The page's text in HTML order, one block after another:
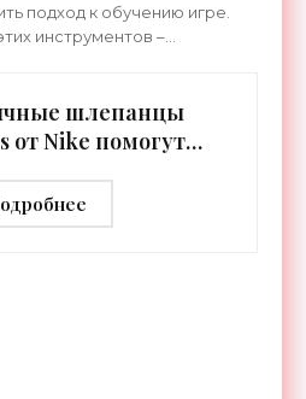
подход к обучению игре.
инструментов –
шлепанцы
от Nike помогут
- «Гаджеты»